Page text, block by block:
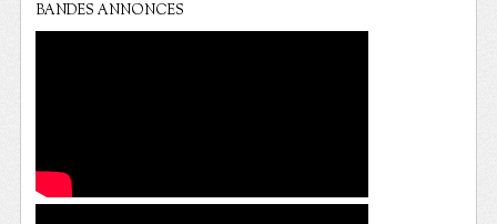
BANDES ANNONCES